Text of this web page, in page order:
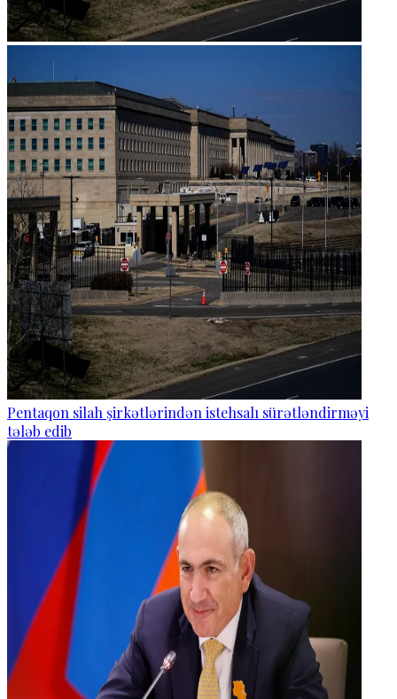
Pentaqon silah şirkətlərindən istehsalı sürətləndirməyi
tələb edib